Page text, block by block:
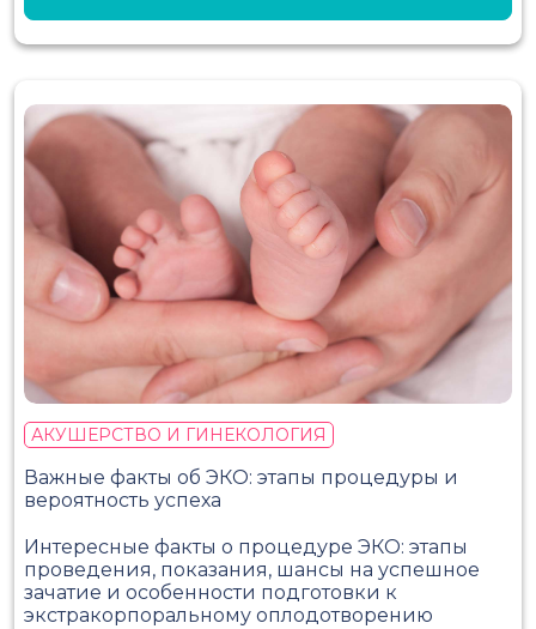
АКУШЕРСТВО И ГИНЕКОЛОГИЯ
Важные факты об ЭКО: этапы процедуры и
вероятность успеха
Интересные факты о процедуре ЭКО: этапы
проведения, показания, шансы на успешное
зачатие и особенности подготовки к
экстракорпоральному оплодотворению